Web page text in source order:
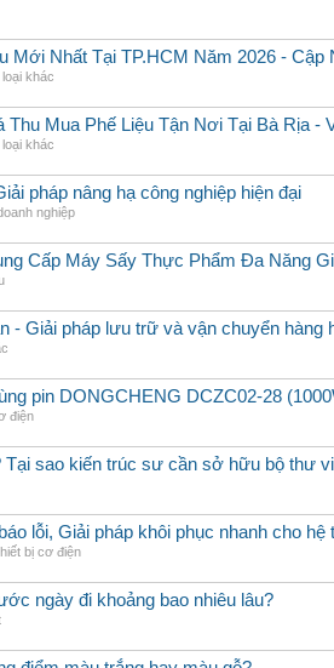
Mới Nhất Tại TP.HCM Năm 2026 - Cập
khác
Thu Mua Phế Liệu Tận Nơi Tại Bà Rịa -
khác
pháp nâng hạ công nghiệp hiện đại
nghiệp
Cấp Máy Sấy Thực Phẩm Đa Năng
- Giải pháp lưu trữ và vận chuyển hàng
pin DONGCHENG DCZC02-28
điện
Tại sao kiến trúc sư cần sở hữu bộ thư
lỗi, Giải pháp khôi phục nhanh cho hệ
bị cơ điện
ngày đi khoảng bao nhiêu lâu?